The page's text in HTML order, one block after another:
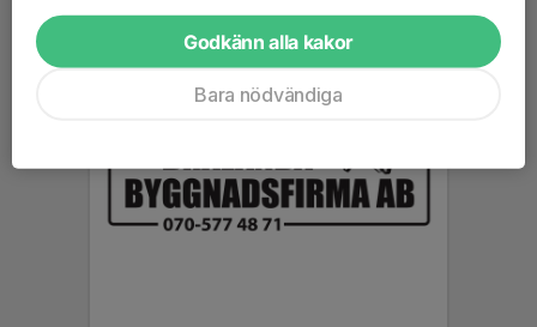
Godkänn alla kakor
Bara nödvändiga